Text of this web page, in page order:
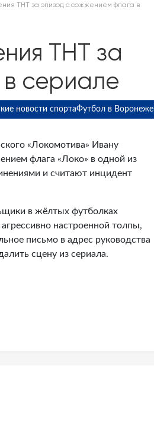
ТНТ за эпизод с сожжением флага в
ТНТ за
сериале
новости спортаФутбол в Воронеже
«Локомотива» Ивану
флага «Локо» в одной из
и считают инцидент
в жёлтых футболках
настроенной толпы,
письмо в адрес руководства
сцену из сериала.